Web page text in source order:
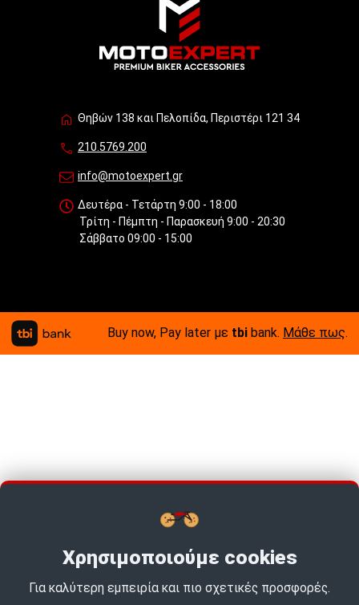
Θηβών 138 και Πελοπίδα, Περιστέρι 121 34
210.5769.200
info@motoexpert.gr
Δευτέρα - Τετάρτη 9:00 - 18:00
Τρίτη - Πέμπτη - Παρασκευή 9:00 - 20:30
Σάββατο 09:00 - 15:00
Buy now, Pay later με tbi bank. Μάθε πως.
Χρησιμοποιούμε cookies
Για καλύτερη εμπειρία και πιο σχετικές προσφορές.